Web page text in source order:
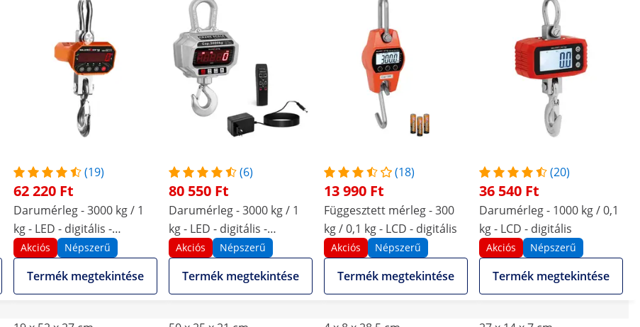
(19)
62 220 Ft
Darumérleg - 3000 kg / 1
kg - LED - digitális -
távirányító: 20 m
Akciós Népszerű
Termék megtekintése
(6)
80 550 Ft
Darumérleg - 3000 kg / 1
kg - LED - digitális -
távirányító: 50 m
Akciós Népszerű
Termék megtekintése
(18)
13 990 Ft
Függesztett mérleg - 300
kg / 0,1 kg - LCD - digitális
Akciós Népszerű
Termék megtekintése
(20)
36 540 Ft
Darumérleg - 1000 kg / 0,1
kg - LCD - digitális
Akciós Népszerű
Termék megtekintése